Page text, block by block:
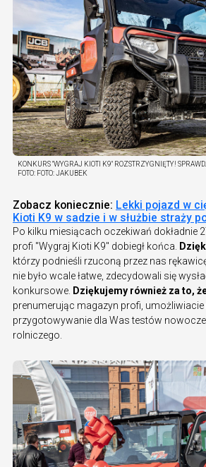
KONKURS "WYGRAJ KIOTI K9" ROZSTRZYGNIĘTY!
FOTO: FOTO: JAKUBEK
Zobacz koniecznie: Lekki pojazd w
Kioti K9 w sadzie i w służbie straży
Po kilku miesiącach oczekiwań dokładnie
profi "Wygraj Kioti K9" dobiegł końca.
którzy podnieśli rzuconą przez nas
nie było wcale łatwe, zdecydowali się
konkursowe. Dziękujemy również za to,
prenumerując magazyn profi, umożliwiacie
przygotowywanie dla Was testów
rolniczego.